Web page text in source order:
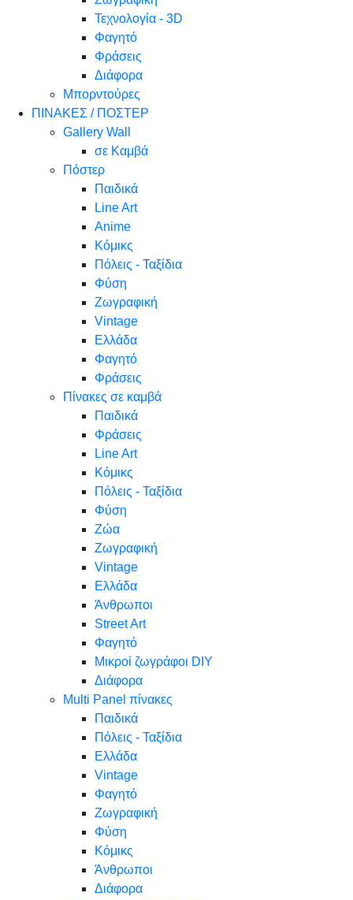
Τεχνολογία - 3D
Φαγητό
Φράσεις
Διάφορα
Μπορντούρες
ΠΙΝΑΚΕΣ / ΠΟΣΤΕΡ
Gallery Wall
σε Καμβά
Πόστερ
Παιδικά
Line Art
Anime
Κόμικς
Πόλεις - Ταξίδια
Φύση
Ζωγραφική
Vintage
Ελλάδα
Φαγητό
Φράσεις
Πίνακες σε καμβά
Παιδικά
Φράσεις
Line Art
Κόμικς
Πόλεις - Ταξίδια
Φύση
Ζώα
Ζωγραφική
Vintage
Ελλάδα
Άνθρωποι
Street Art
Φαγητό
Μικροί ζωγράφοι DIY
Διάφορα
Multi Panel πίνακες
Παιδικά
Πόλεις - Ταξίδια
Ελλάδα
Vintage
Φαγητό
Ζωγραφική
Φύση
Κόμικς
Άνθρωποι
Διάφορα